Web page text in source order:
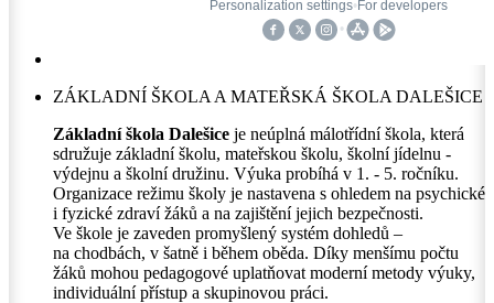
ZÁKLADNÍ ŠKOLA A MATEŘSKÁ ŠKOLA DALEŠICE
Základní škola Dalešice je neúplná málotřídní škola, která
sdružuje základní školu, mateřskou školu, školní jídelnu -
výdejnu a školní družinu. Výuka probíhá v 1. - 5. ročníku.
Organizace režimu školy je nastavena s ohledem na psychické
i fyzické zdraví žáků a na zajištění jejich bezpečnosti.
Ve škole je zaveden promyšlený systém dohledů –
na chodbách, v šatně i během oběda. Díky menšímu počtu
žáků mohou pedagogové uplatňovat moderní metody výuky,
individuální přístup a skupinovou práci.